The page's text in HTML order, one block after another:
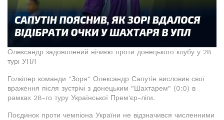
Олександр задоволений нічиєю проти донецького клубу у 28
турі УПЛ
Голкіпер команди "Зоря" Олександр Сапутін висловив свої
враження після зустрічі з донецьким "Шахтарем" (0:0) в
рамках 28-го туру Української Прем'єр-ліги.
Поєдинок проти чемпіона України не відзначився численними